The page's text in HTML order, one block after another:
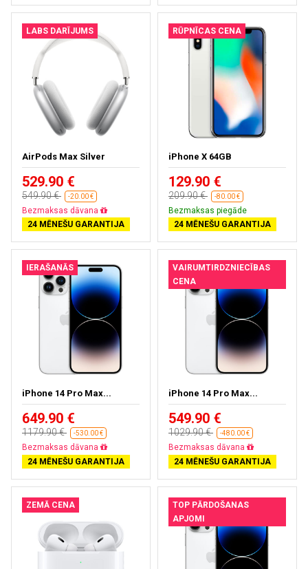
LABS DARĪJUMS
AirPods Max Silver
529.90 €
549.90 € -20.00 €
Bezmaksas dāvana
24 MĒNEŠU GARANTIJA
RŪPNĪCAS CENA
iPhone X 64GB
129.90 €
209.90 € -80.00 €
Bezmaksas piegāde
24 MĒNEŠU GARANTIJA
IERAŠANĀS
iPhone 14 Pro Max...
649.90 €
1179.90 € -530.00 €
Bezmaksas dāvana
24 MĒNEŠU GARANTIJA
VAIRUMTIRDZNIECĪBAS
CENA
iPhone 14 Pro Max...
549.90 €
1029.90 € -480.00 €
Bezmaksas dāvana
24 MĒNEŠU GARANTIJA
ZEMĀ CENA
TOP PĀRDOŠANAS
APJOMI